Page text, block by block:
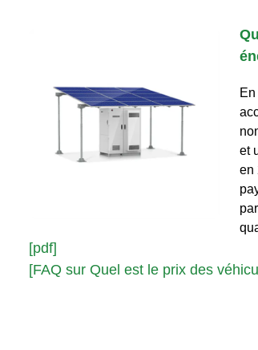
et
en
[pdf]
[FAQ sur Quel est le prix des